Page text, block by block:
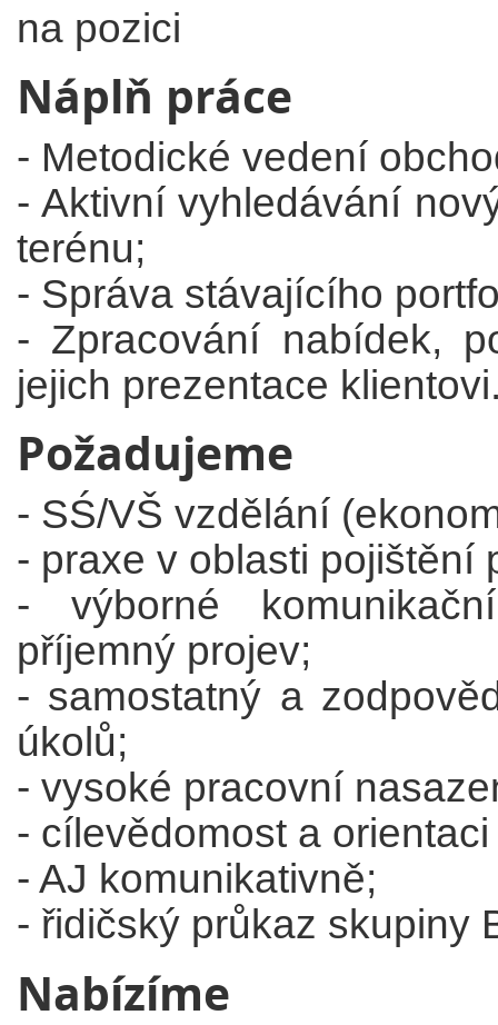
na pozici
Náplň práce
- Metodické vedení
- Aktivní vyhledávání
terénu;
- Správa stávajícího
- Zpracování nabídek,
jejich prezentace
Požadujeme
- SŚ/VŠ vzdělání
- praxe v oblasti pojištění
- výborné
příjemný projev;
- samostatný a
úkolů;
- vysoké pracovní
- cílevědomost a
- AJ komunikativně;
- řidičský průkaz skupiny
Nabízíme